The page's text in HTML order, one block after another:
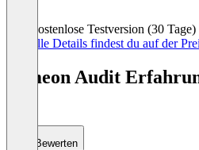
Kostenlose Testversion (30 Tage)
Aktuelle Details findest du auf der
kameon Audit
Bewerten